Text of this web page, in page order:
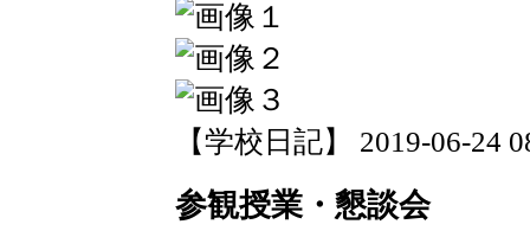
【学校日記】 2019-06-24
参観授業・懇談会